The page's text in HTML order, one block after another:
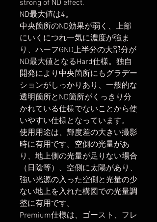
strong of ND effect.
ND最大値は4。
中央箇所のND効果が弱く、上部
にいくにつれ一気に濃度が強ま
り、ハーフGND上半分の大部分が
ND最大値となるHard仕様。独自
開発により中央箇所にもグラデー
ションがしっかりあり、一般的な
透明箇所とND箇所がくっきり分
かれている仕様でないことから使
いやすい仕様となっています。
使用用途は、輝度差の大きい撮影
時に有用です。空側の光量があ
り、地上側の光量が足りない場合
（日陰等）、空側に太陽があり、
強い光源の入った空側と光量の少
ない地上を入れた構図での光量調
整に有用です。
Premium仕様は、ゴースト、フレ